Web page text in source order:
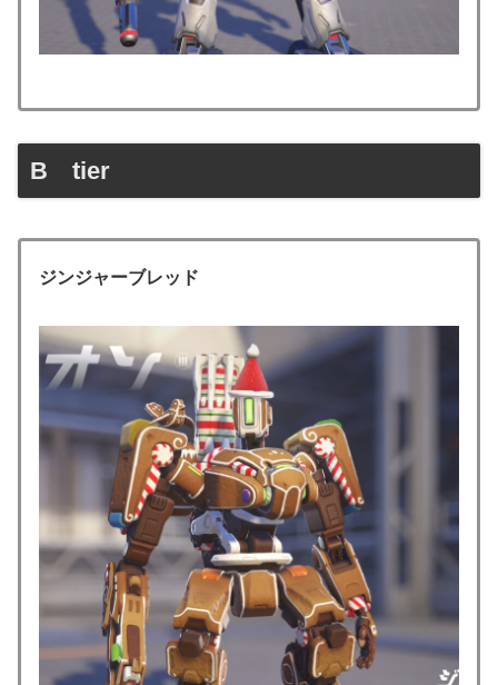
B tier
ジンジャーブレッド